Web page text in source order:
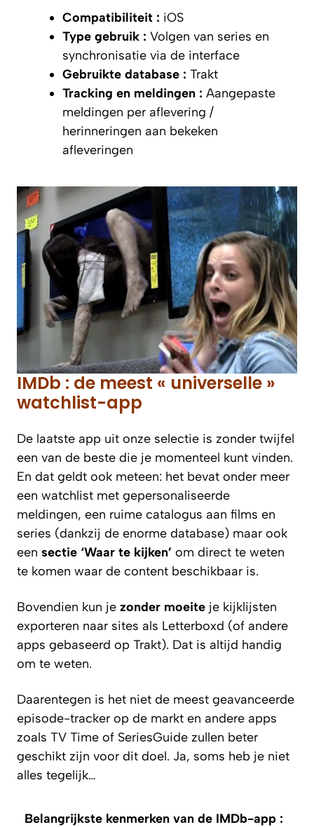
Compatibiliteit : iOS
Type gebruik : Volgen van series en
synchronisatie via de interface
Gebruikte database : Trakt
Tracking en meldingen : Aangepaste
meldingen per aflevering /
herinneringen aan bekeken
afleveringen
IMDb : de meest « universelle »
watchlist-app
De laatste app uit onze selectie is zonder twijfel
een van de beste die je momenteel kunt vinden.
En dat geldt ook meteen: het bevat onder meer
een watchlist met gepersonaliseerde
meldingen, een ruime catalogus aan films en
series (dankzij de enorme database) maar ook
een sectie ‘Waar te kijken’ om direct te weten
te komen waar de content beschikbaar is.
Bovendien kun je zonder moeite je kijklijsten
exporteren naar sites als Letterboxd (of andere
apps gebaseerd op Trakt). Dat is altijd handig
om te weten.
Daarentegen is het niet de meest geavanceerde
episode-tracker op de markt en andere apps
zoals TV Time of SeriesGuide zullen beter
geschikt zijn voor dit doel. Ja, soms heb je niet
alles tegelijk…
Belangrijkste kenmerken van de IMDb-app :